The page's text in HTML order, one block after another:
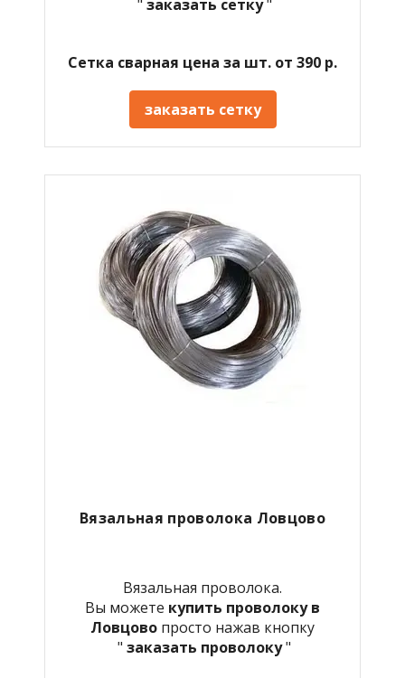
" заказать сетку"
Сетка сварная цена за шт. от 390 р.
заказать сетку
Вязальная проволока Ловцово
Вязальная проволока.
Вы можете купить проволоку в
Ловцово просто нажав кнопку
" заказать проволоку"